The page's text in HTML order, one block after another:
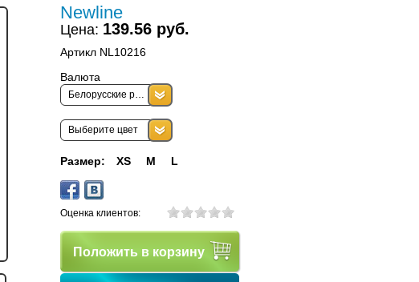
Newline
Цена: 139.56 руб.
Артикл NL10216
Валюта
Белорусские рубли
Выберите цвет
Размер: XS M L
Оценка клиентов:
Положить в корзину
СУМКА НА ПОЯС 12-377D